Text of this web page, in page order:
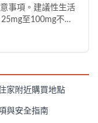
事項。建議性生活
至100mg不同
家附近購買地點
與安全指南